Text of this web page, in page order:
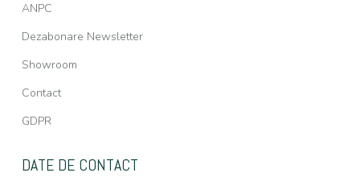
ANPC
Dezabonare Newsletter
Showroom
Contact
GDPR
DATE DE CONTACT